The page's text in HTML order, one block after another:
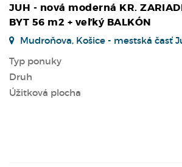
JUH - nová moderná KR.
BYT 56 m2 + veľký BALKÓN
Mudroňova, Košice - mestská časť
Typ ponuky
Druh
Úžitková plocha